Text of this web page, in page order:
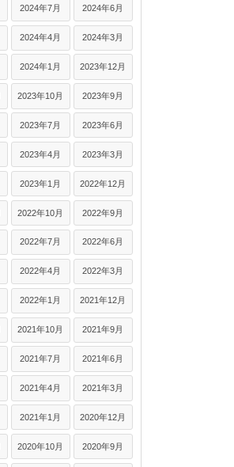
2024年7月 2024年6月
2024年4月 2024年3月
2024年1月 2023年12月
2023年10月 2023年9月
2023年7月 2023年6月
2023年4月 2023年3月
2023年1月 2022年12月
2022年10月 2022年9月
2022年7月 2022年6月
2022年4月 2022年3月
2022年1月 2021年12月
2021年10月 2021年9月
2021年7月 2021年6月
2021年4月 2021年3月
2021年1月 2020年12月
2020年10月 2020年9月